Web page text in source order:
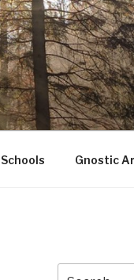
Gnostic